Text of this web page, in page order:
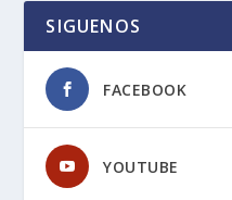
SIGUENOS
FACEBOOK
YOUTUBE